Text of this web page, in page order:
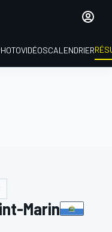
VIDÉOSCALENDRIER
Marin